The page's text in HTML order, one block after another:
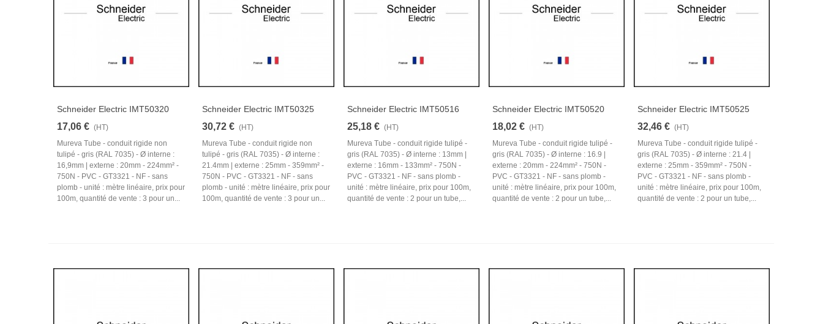
Schneider Electric IMT50320
17,06 € (HT)
Mureva Tube - conduit rigide non
tulipé - gris (RAL 7035) - Ø interne :
16,9mm | externe : 20mm - 224mm² -
750N - PVC - GT3321 - NF - sans
plomb - unité : mètre linéaire, prix pour
100m, quantité de vente : 3 pour un...
Schneider Electric IMT50325
30,72 € (HT)
Mureva Tube - conduit rigide non
tulipé - gris (RAL 7035) - Ø interne :
21.4mm | externe : 25mm - 359mm² -
750N - PVC - GT3321 - NF - sans
plomb - unité : mètre linéaire, prix pour
100m, quantité de vente : 3 pour un...
Schneider Electric IMT50516
25,18 € (HT)
Mureva Tube - conduit rigide tulipé -
gris (RAL 7035) - Ø interne : 13mm |
externe : 16mm - 133mm² - 750N -
PVC - GT3321 - NF - sans plomb -
unité : mètre linéaire, prix pour 100m,
quantité de vente : 2 pour un tube,...
Schneider Electric IMT50520
18,02 € (HT)
Mureva Tube - conduit rigide tulipé -
gris (RAL 7035) - Ø interne : 16.9 |
externe : 20mm - 224mm² - 750N -
PVC - GT3321 - NF - sans plomb -
unité : mètre linéaire, prix pour 100m,
quantité de vente : 2 pour un tube,...
Schneider Electric IMT50525
32,46 € (HT)
Mureva Tube - conduit rigide tulipé -
gris (RAL 7035) - Ø interne : 21.4 |
externe : 25mm - 359mm² - 750N -
PVC - GT3321 - NF - sans plomb -
unité : mètre linéaire, prix pour 100m,
quantité de vente : 2 pour un tube,...